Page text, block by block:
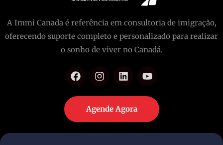
A Immi Canada é referência em consultoria de imigração,
oferecendo suporte completo e personalizado para realizar
o sonho de viver no Canadá.
Agende Agora